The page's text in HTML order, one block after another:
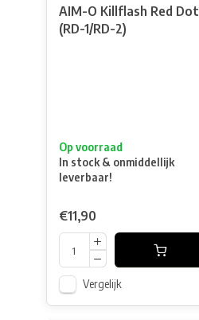
AIM-O Killflash Red Dot
(RD-1/RD-2)
Op voorraad
In stock & onmiddellijk
leverbaar!
€11,90
Vergelijk